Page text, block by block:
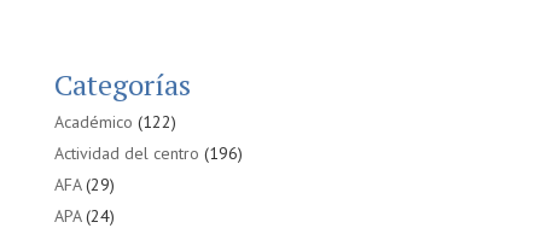
Categorías
Académico (122)
Actividad del centro (196)
AFA(29)
APA(24)